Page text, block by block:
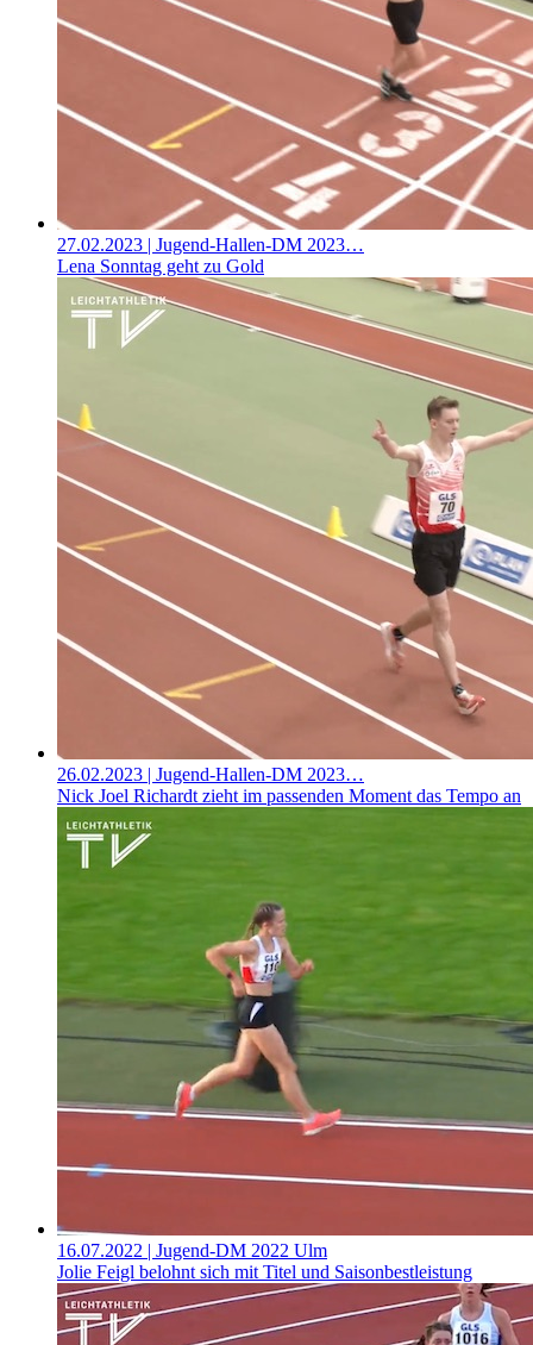
27.02.2023 | Jugend-Hallen-DM 2023…
Lena Sonntag geht zu Gold
26.02.2023 | Jugend-Hallen-DM 2023…
Nick Joel Richardt zieht im passenden Moment das Tempo an
16.07.2022 | Jugend-DM 2022 Ulm
Jolie Feigl belohnt sich mit Titel und Saisonbestleistung